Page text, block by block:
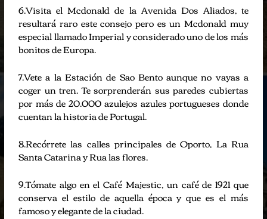
6.Visita el Mcdonald de la Avenida Dos Aliados, te
resultará raro este consejo pero es un Mcdonald muy
especial llamado Imperial y considerado uno de los más
bonitos de Europa.
7.Vete a la Estación de Sao Bento aunque no vayas a
coger un tren. Te sorprenderán sus paredes cubiertas
por más de 20.000 azulejos azules portugueses donde
cuentan la historia de Portugal.
8.Recórrete las calles principales de Oporto, La Rua
Santa Catarina y Rua las flores.
9.Tómate algo en el Café Majestic, un café de 1921 que
conserva el estilo de aquella época y que es el más
famoso y elegante de la ciudad.